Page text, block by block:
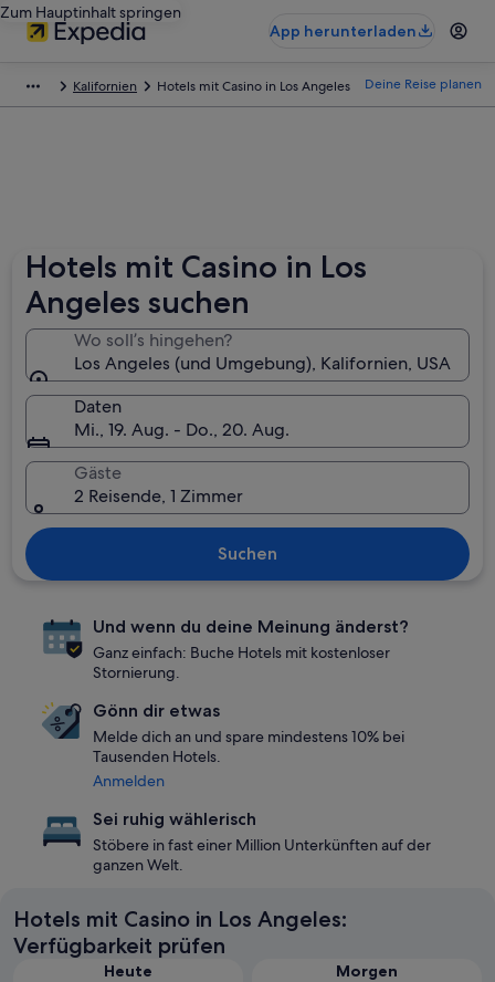
Zum Hauptinhalt springen
App herunterladen
Kalifornien Hotels mit Casino in Los Angeles Deine Reise planen
Hotels mit Casino in Los
Angeles suchen
Wo soll’s hingehen?
Los Angeles (und Umgebung), Kalifornien, USA
Daten
Mi., 19. Aug. - Do., 20. Aug.
Gäste
2 Reisende, 1 Zimmer
Suchen
Und wenn du deine Meinung änderst?
Ganz einfach: Buche Hotels mit kostenloser
Stornierung.
Gönn dir etwas
Melde dich an und spare mindestens 10% bei
Tausenden Hotels.
Anmelden
Sei ruhig wählerisch
Stöbere in fast einer Million Unterkünften auf der
ganzen Welt.
Hotels mit Casino in Los Angeles:
Verfügbarkeit prüfen
Heute
Morgen